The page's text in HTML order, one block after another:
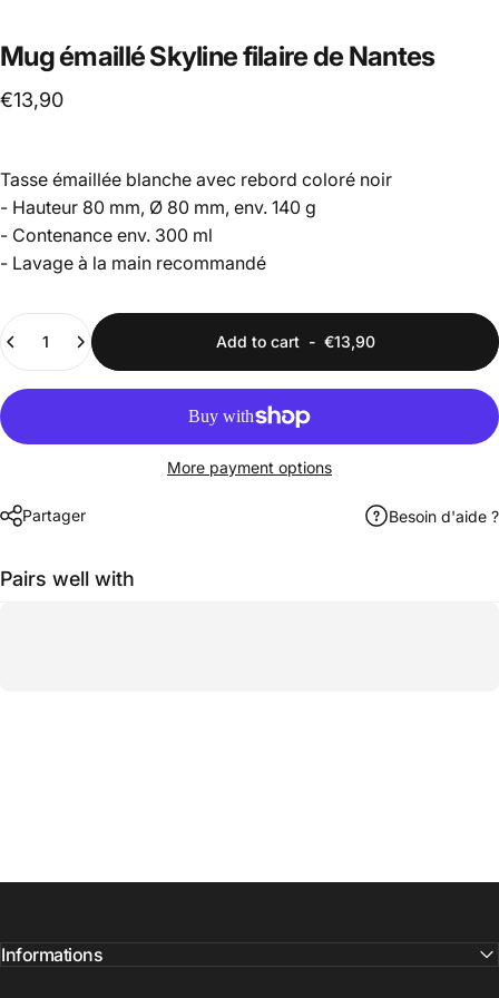
MugémailléSkylinefilairede Nantes
€13,90
Tasse émaillée blanche avec rebord coloré noir
- Hauteur 80 mm, Ø 80 mm, env. 140 g
- Contenance env. 300 ml
- Lavage à la main recommandé
Quantity
Add to cart- €13,90
More payment options
Partager Besoin d'aide ?
Pairs well with
Informations